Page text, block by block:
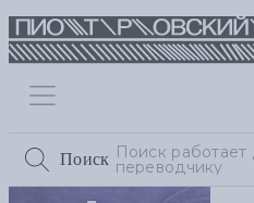
Поиск